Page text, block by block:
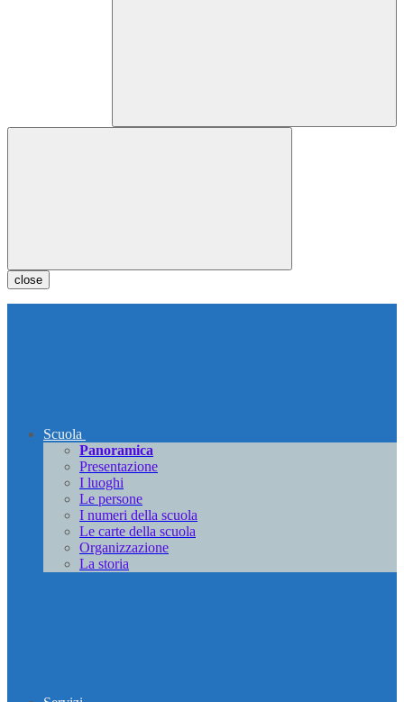
close
Scuola
Panoramica
Presentazione
I luoghi
Le persone
I numeri della scuola
Le carte della scuola
Organizzazione
La storia